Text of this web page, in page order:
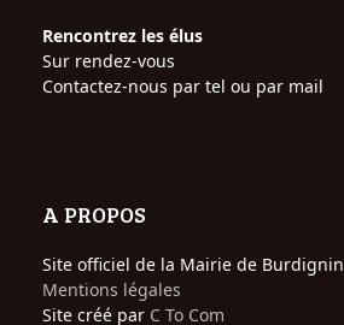
Rencontrez les élus
Sur rendez-vous
Contactez-nous par tel ou par mail
A PROPOS
Site officiel de la Mairie de Burdignin
Mentions légales
Site créé par C To Com